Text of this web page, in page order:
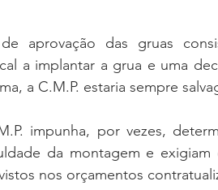
aprovação das gruas
a implantar a grua e uma
a C.M.P. estaria sempre
impunha, por vezes,
da montagem e
nos orçamentos